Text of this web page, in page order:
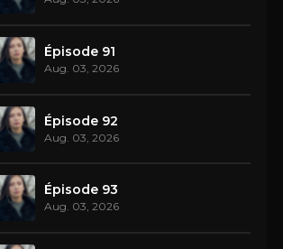
Épisode 91
Aug. 03, 2026
Épisode 92
Aug. 03, 2026
Épisode 93
Aug. 03, 2026